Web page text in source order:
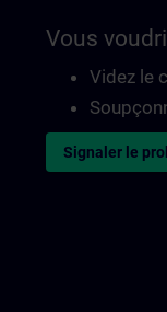
Vous
Videz le
Signaler le